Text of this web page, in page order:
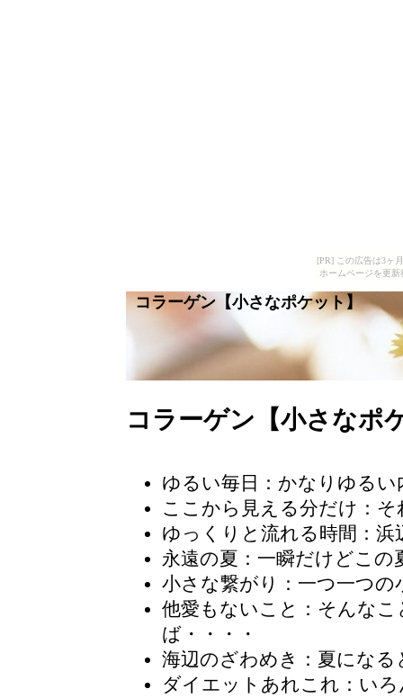
[PR] この広告は3ヶ
ホームページを更
コラーゲン【小さなポケット】
コラーゲン【小さなポ
ゆるい毎日 ：かなりゆる
ここから見える分だけ：
ゆっくりと流れる時間 ：
永遠の夏：一瞬だけどこ
小さな繋がり：一つ一つ
他愛もないこと ：そんな
ば・・・・
海辺のざわめき：夏にな
ダイエットあれこれ：い